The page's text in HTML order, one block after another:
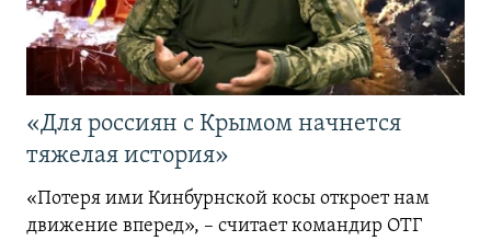
«Для россиян с Крымом начнется
тяжелая история»
«Потеря ими Кинбурнской косы откроет нам
движение вперед», – считает командир ОТГ